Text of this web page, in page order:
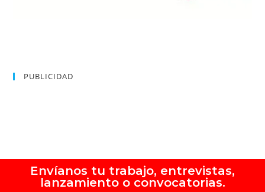
PUBLICIDAD
Envíanos tu trabajo, entrevistas,
lanzamiento o convocatorias.